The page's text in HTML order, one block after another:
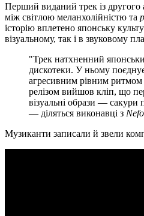
Перший виданий трек із другого
між світлою меланхолійністю та
історію вплетено японську
візуальному, так і в звуковому
"Трек натхненний
дискотеки. У ньому
агресивним рівним
релізом вийшов кліп, що
візуальні образи —
— діляться виконавці з
Музиканти записали й звели